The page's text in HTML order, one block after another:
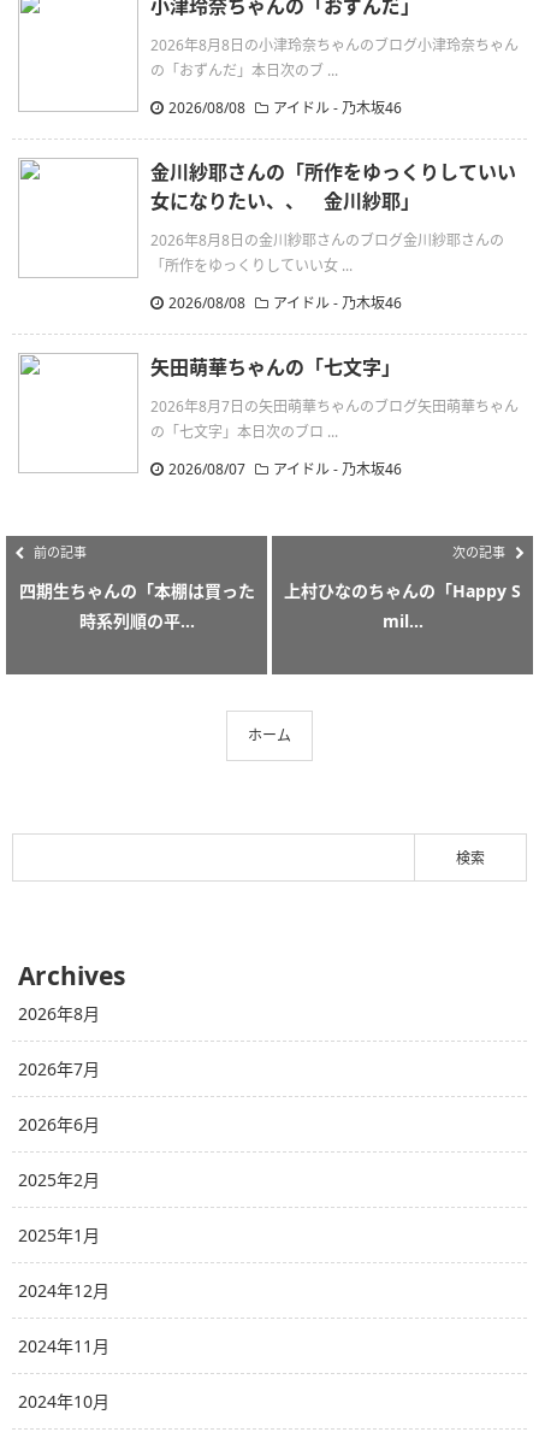
小津玲奈ちゃんの「おずんだ」
2026年8月8日の小津玲奈ちゃんのブログ小津玲奈ちゃん
の「おずんだ」本日次のブ ...
2026/08/08
アイドル - 乃木坂46
金川紗耶さんの「所作をゆっくりしていい
女になりたい、、 金川紗耶」
2026年8月8日の金川紗耶さんのブログ金川紗耶さんの
「所作をゆっくりしていい女 ...
2026/08/08
アイドル - 乃木坂46
矢田萌華ちゃんの「七文字」
2026年8月7日の矢田萌華ちゃんのブログ矢田萌華ちゃん
の「七文字」本日次のブロ ...
2026/08/07
アイドル - 乃木坂46
前の記事
四期生ちゃんの「本棚は買った
時系列順の平...
次の記事
上村ひなのちゃんの「Happy S
mil...
ホーム
Archives
2026年8月
2026年7月
2026年6月
2025年2月
2025年1月
2024年12月
2024年11月
2024年10月